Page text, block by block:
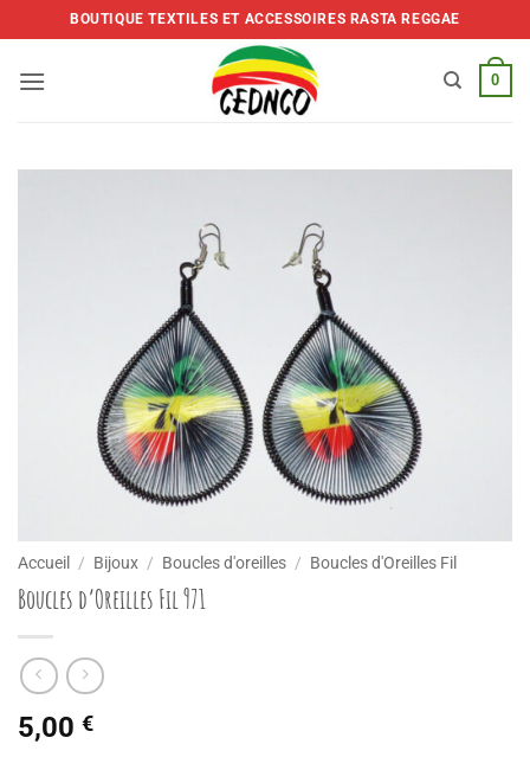
to
BOUTIQUE TEXTILES ET ACCESSOIRES RASTA REGGAE
0
Accueil / Bijoux / Boucles d'oreilles / Boucles d'Oreilles Fil
Boucles d’Oreilles Fil 971
5,00 €